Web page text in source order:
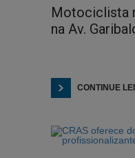
Motociclista
na Av.
CONTINUE